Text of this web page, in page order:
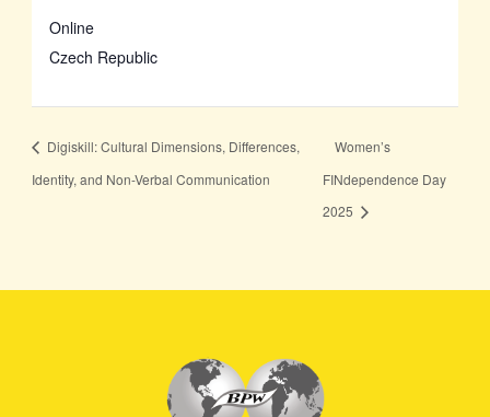
Online
Czech Republic
Digiskill: Cultural Dimensions, Differences,
Identity, and Non-Verbal Communication
Women’s
FINdependence Day
2025